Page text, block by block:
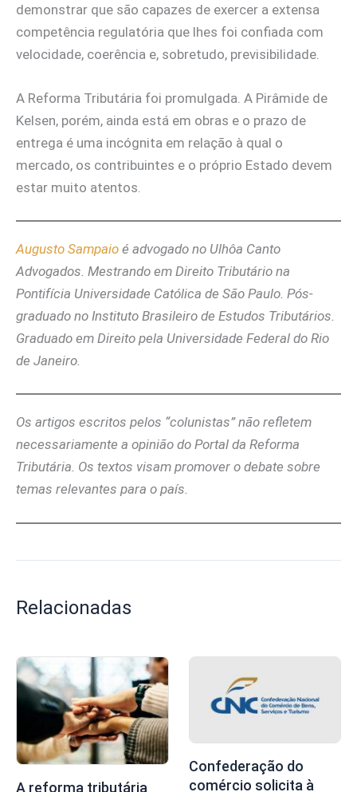
demonstrar que são capazes de exercer a extensa
competência regulatória que lhes foi confiada com
velocidade, coerência e, sobretudo, previsibilidade.
A Reforma Tributária foi promulgada. A Pirâmide de
Kelsen, porém, ainda está em obras e o prazo de
entrega é uma incógnita em relação à qual o
mercado, os contribuintes e o próprio Estado devem
estar muito atentos.
Augusto Sampaio é advogado no Ulhôa Canto
Advogados. Mestrando em Direito Tributário na
Pontifícia Universidade Católica de São Paulo. Pós-
graduado no Instituto Brasileiro de Estudos Tributários.
Graduado em Direito pela Universidade Federal do Rio
de Janeiro.
Os artigos escritos pelos “colunistas” não refletem
necessariamente a opinião do Portal da Reforma
Tributária. Os textos visam promover o debate sobre
temas relevantes para o país.
Relacionadas
A reforma tributária
Confederação do
comércio solicita à